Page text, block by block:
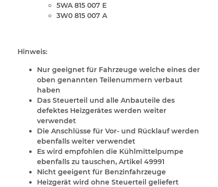
5WA 815 007 E
3W0 815 007 A
Hinweis:
Nur geeignet für Fahrzeuge welche eines der
oben genannten Teilenummern verbaut
haben
Das Steuerteil und alle Anbauteile des
defektes Heizgerätes werden weiter
verwendet
Die Anschlüsse für Vor- und Rücklauf werden
ebenfalls weiter verwendet
Es wird empfohlen die Kühlmittelpumpe
ebenfalls zu tauschen, Artikel 49991
Nicht geeigent für Benzinfahrzeuge
Heizgerät wird ohne Steuerteil geliefert